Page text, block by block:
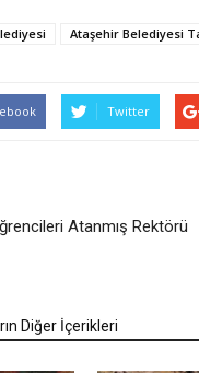
Ataşehir Belediyesi
Twitter
Atanmış Rektörü
Diğer İçerikleri